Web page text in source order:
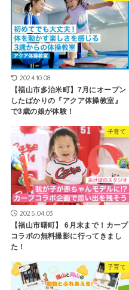
2024.10.08
【福山市多治米町】7月にオープン
したばかりの『アクア体操教室』
で3歳の娘が体験！
子育て
2025.04.03
【福山市曙町】 6月末まで！カープ
コラボの無料撮影に行ってきまし
た！
子育て